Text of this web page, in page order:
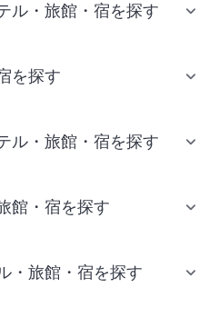
ル・旅館・宿を探す
を探す
ル・旅館・宿を探す
館・宿を探す
・旅館・宿を探す